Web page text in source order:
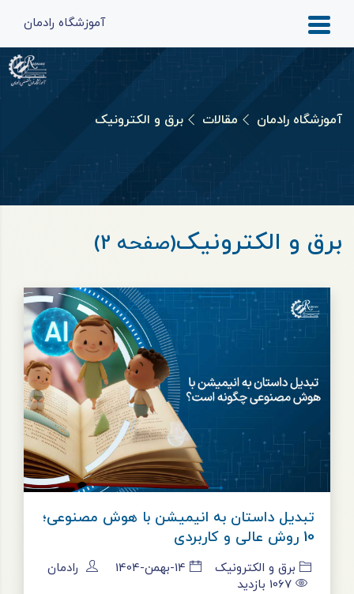
آموزشگاه رادمان
آموزشگاه رادمان مقالات برق و الکترونیک
برق و الکترونیک(صفحه 2)
تبدیل داستان به انیمیشن با هوش مصنوعی؛
10 روش عالی و کاربردی
برق و الکترونیک 14-بهمن-1404
رادمان
بازدید 1067